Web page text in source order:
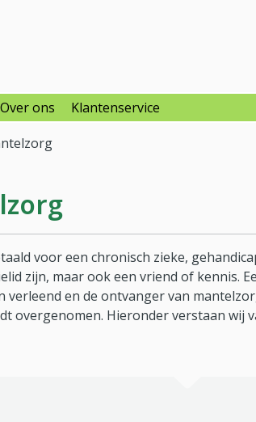
Over ons Klantenservice
voor een chronisch zieke,
zijn, maar ook een vriend of kennis.
en de ontvanger van
overgenomen. Hieronder verstaan wij